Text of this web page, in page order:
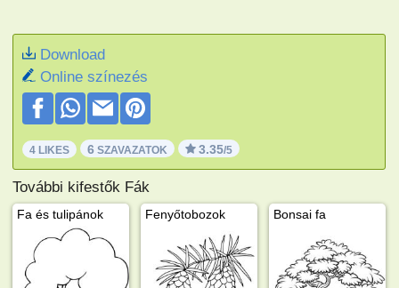
Download
Online színezés
4 LIKES 6 SZAVAZATOK 3.35/5
További kifestők Fák
Fa és tulipánok Fenyőtobozok Bonsai fa